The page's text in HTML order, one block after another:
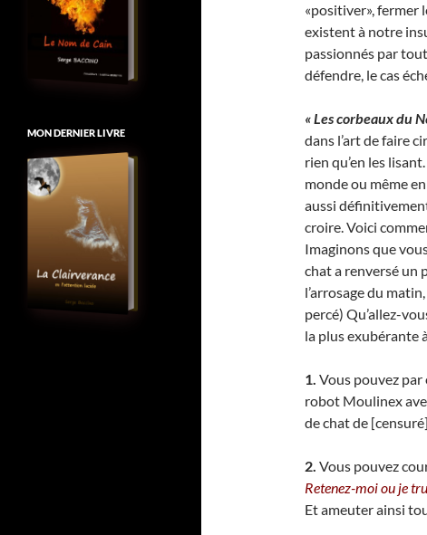
«positiver», fermer
existent à notre
passionnés par
défendre, le cas
« Les corbeaux du
dans l’art de faire
rien qu’en les
monde ou même
aussi
croire. Voici
Imaginons que
chat a renversé un
l’arrosage du
percé) Qu’allez-
la plus exubérante
1. Vous pouvez par
robot Moulinex
de chat de
2. Vous pouvez
Retenez-moi ou je
Et ameuter ainsi
MON DERNIER LIVRE